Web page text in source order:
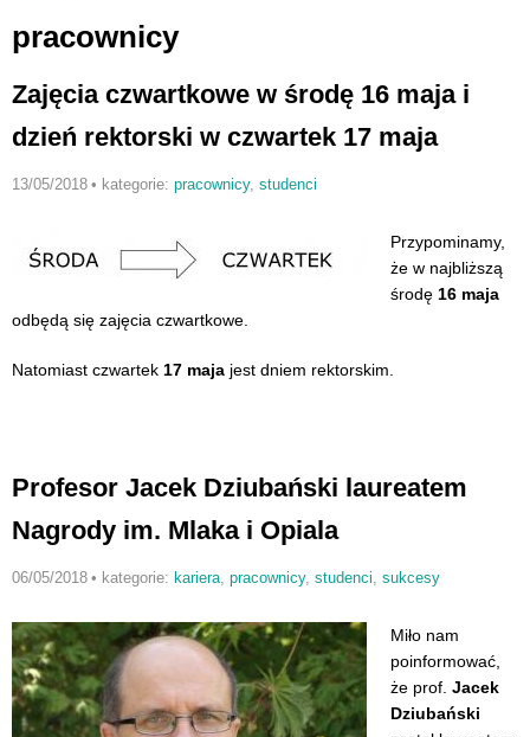
pracownicy
Zajęcia czwartkowe w środę 16 maja i
dzień rektorski w czwartek 17 maja
13/05/2018 • kategorie: pracownicy, studenci
Przypominamy,
że w najbliższą
środę 16 maja
odbędą się zajęcia czwartkowe.
Natomiast czwartek 17 maja jest dniem rektorskim.
Profesor Jacek Dziubański laureatem
Nagrody im. Mlaka i Opiala
06/05/2018 • kategorie: kariera, pracownicy, studenci, sukcesy
Miło nam
poinformować,
że prof. Jacek
Dziubański